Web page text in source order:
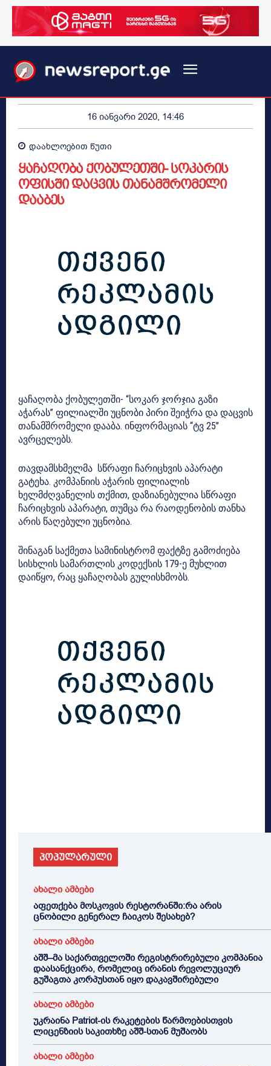
16 იანვარი 2020, 14:46
დაახლოებით წუთი
ყაჩაღობა ქობულეთში- სოკარის
ოფისში დაცვის თანამშრომელი
დააბეს
ყაჩაღობა ქობულეთში- “სოკარ ჯორჯია გაზი
აჭარას” ფილიალში უცნობი პირი შეიჭრა და დაცვის
თანამშრომელი დააბა. ინფორმაციას “ტვ 25”
ავრცელებს.
თავდამსხმელმა სწრაფი ჩარიცხვის აპარატი
გატეხა. კომპანიის აჭარის ფილიალის
ხელმძღვანელის თქმით, დაზიანებულია სწრაფი
ჩარიცხვის აპარატი, თუმცა რა რაოდენობის თანხა
არის წაღებული უცნობია.
შინაგან საქმეთა სამინისტრომ ფაქტზე გამოძიება
სისხლის სამართლის კოდექსის 179-ე მუხლით
დაიწყო, რაც ყაჩაღობას გულისხმობს.
პოპულარული
ახალი ამბები
აფეთქება მოსკოვის რესტორანში:რა არის
ცნობილი გენერალ ჩაიკოს შესახებ?
ახალი ამბები
აშშ–მა საქართველოში რეგისტრირებული კომპანია
დაასანქცირა, რომელიც ირანის რევოლუციურ
გუშაგთა კორპუსთან იყო დაკავშირებული
ახალი ამბები
უკრაინა Patriot-ის რაკეტების წარმოებისთვის
ლიცენზიის საკითხზე აშშ-სთან მუშაობს
ახალი ამბები